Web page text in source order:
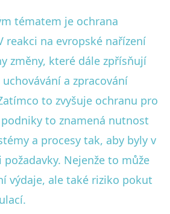
tématem je ochrana
reakci na evropské nařízení
změny, které dále zpřísňují
a zpracování
to zvyšuje ochranu pro
to znamená nutnost
a procesy tak, aby byly v
Nejenže to může
výdaje, ale také riziko pokut